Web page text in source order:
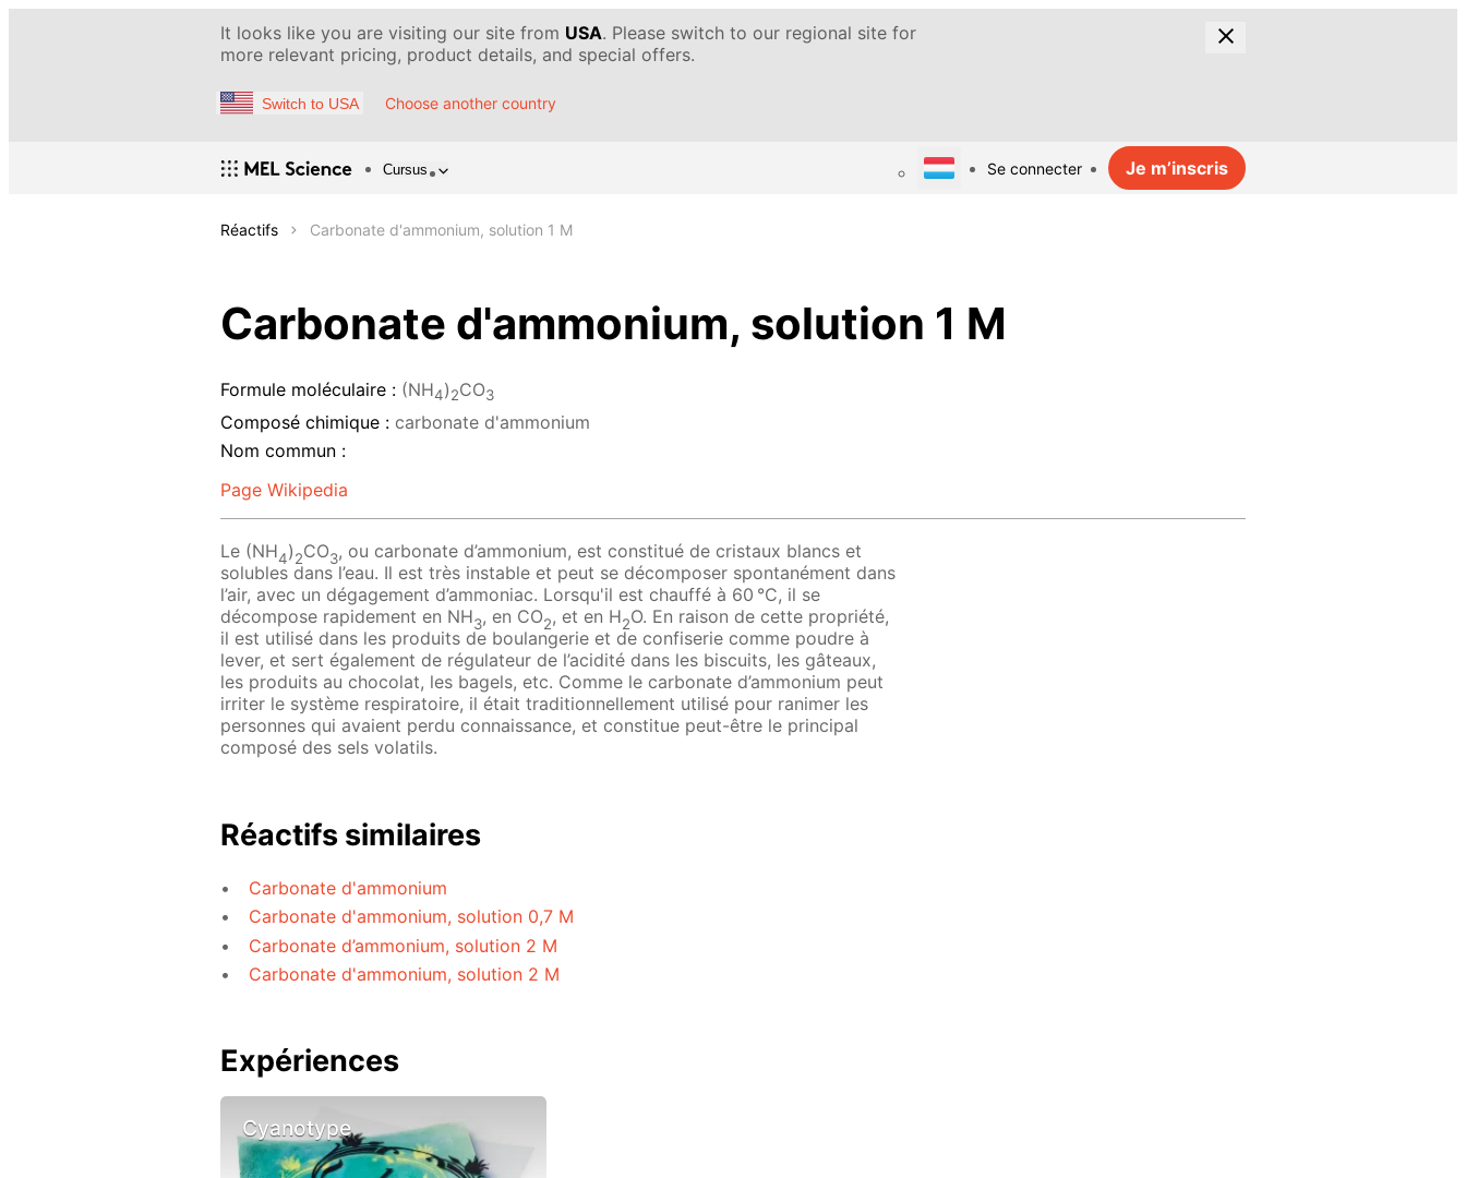
It looks like you are visiting our site from USA. Please switch to our regional site for
more relevant pricing, product details, and special offers.
Switch to USA Choose another country
Cursus Se connecter Je m’inscris
Réactifs Carbonate d'ammonium, solution 1 M
Carbonate d'ammonium, solution 1 M
Formule moléculaire : (NH4)2CO3
Composé chimique : carbonate d'ammonium
Nom commun :
Page Wikipedia
Le (NH4)2CO3, ou carbonate d’ammonium, est constitué de cristaux blancs et
solubles dans l’eau. Il est très instable et peut se décomposer spontanément dans
l’air, avec un dégagement d’ammoniac. Lorsqu'il est chauffé à 60 °C, il se
décompose rapidement en NH3, en CO2, et en H2O. En raison de cette propriété,
il est utilisé dans les produits de boulangerie et de confiserie comme poudre à
lever, et sert également de régulateur de l’acidité dans les biscuits, les gâteaux,
les produits au chocolat, les bagels, etc. Comme le carbonate d’ammonium peut
irriter le système respiratoire, il était traditionnellement utilisé pour ranimer les
personnes qui avaient perdu connaissance, et constitue peut-être le principal
composé des sels volatils.
Réactifs similaires
Carbonate d'ammonium
Carbonate d'ammonium, solution 0,7 M
Carbonate d’ammonium, solution 2 M
Carbonate d'ammonium, solution 2 M
Expériences
Cyanotype